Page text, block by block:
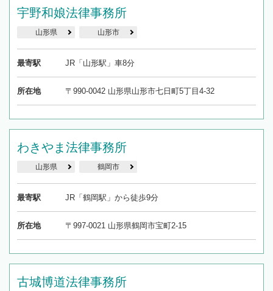
宇野和娘法律事務所
山形県 山形市
最寄駅 JR「山形駅」車8分
所在地 〒990-0042 山形県山形市七日町5丁目4-32
わきやま法律事務所
山形県 鶴岡市
最寄駅 JR「鶴岡駅」から徒歩9分
所在地 〒997-0021 山形県鶴岡市宝町2-15
古城博道法律事務所